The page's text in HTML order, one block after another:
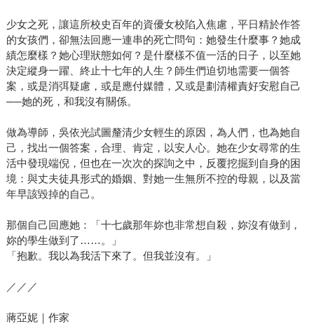
少女之死，讓這所校史百年的資優女校陷入焦慮，平日精於作答
的女孩們，卻無法回應一連串的死亡問句：她發生什麼事？她成
績怎麼樣？她心理狀態如何？是什麼樣不值一活的日子，以至她
決定縱身一躍、終止十七年的人生？師生們迫切地需要一個答
案，或是消弭疑慮，或是應付媒體，又或是劃清權責好安慰自己
──她的死，和我沒有關係。
做為導師，吳依光試圖釐清少女輕生的原因，為人們，也為她自
己，找出一個答案，合理、肯定，以安人心。她在少女尋常的生
活中發現端倪，但也在一次次的探詢之中，反覆挖掘到自身的困
境：與丈夫徒具形式的婚姻、對她一生無所不控的母親，以及當
年早該毀掉的自己。
那個自己回應她：「十七歲那年妳也非常想自殺，妳沒有做到，
妳的學生做到了……。」
「抱歉。我以為我活下來了。但我並沒有。」
／／／
蔣亞妮｜作家